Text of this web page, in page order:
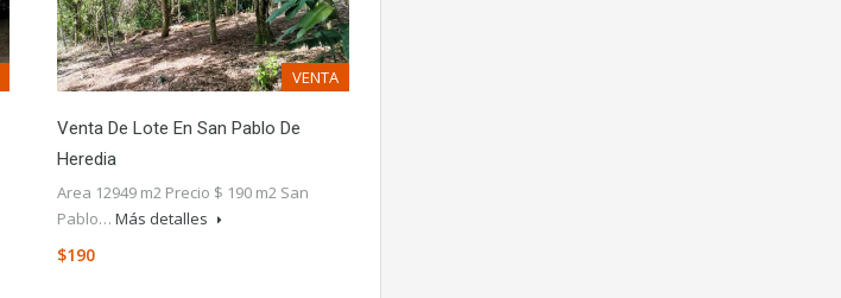
VENTA
Venta De Lote En San Pablo De
Heredia
Area 12949 m2 Precio $ 190 m2 San
Pablo… Más detalles
$190